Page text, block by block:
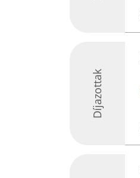
Díjazottak